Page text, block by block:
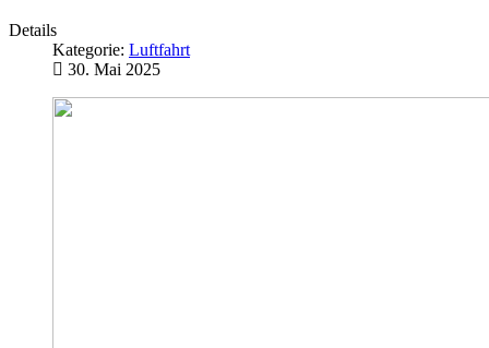
Details
Kategorie: Luftfahrt
30. Mai 2025